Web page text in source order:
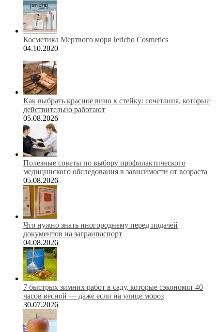
Косметика Мертвого моря Jericho Cosmetics
04.10.2020
Как выбрать красное вино к стейку: сочетания, которые
действительно работают
05.08.2026
Полезные советы по выбору профилактического
медицинского обследования в зависимости от возраста
05.08.2026
Что нужно знать иногороднему перед подачей
документов на загранпаспорт
04.08.2026
7 быстрых зимних работ в саду, которые сэкономят 40
часов весной — даже если на улице мороз
30.07.2026